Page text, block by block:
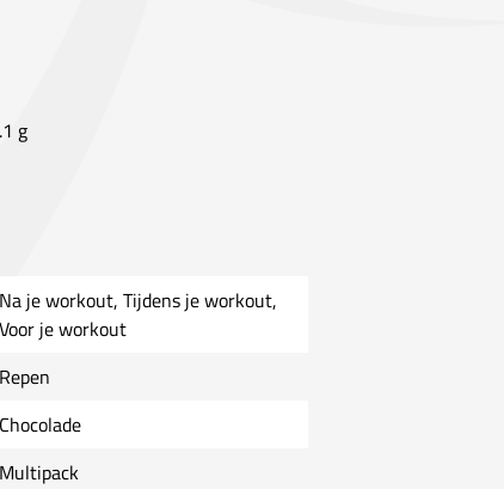
g
Na je workout, Tijdens je workout,
Voor je workout
Repen
Chocolade
Multipack